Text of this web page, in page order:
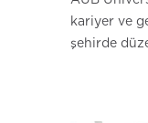
kariyer ve
şehirde